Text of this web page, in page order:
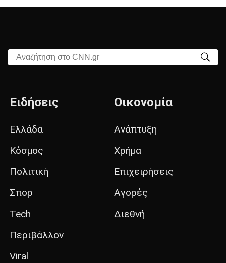
Αναζήτηση στο CNN.gr
Ειδήσεις
Ελλάδα
Κόσμος
Πολιτική
Σπορ
Tech
Περιβάλλον
Viral
Οικονομία
Ανάπτυξη
Χρήμα
Επιχειρήσεις
Αγορές
Διεθνή